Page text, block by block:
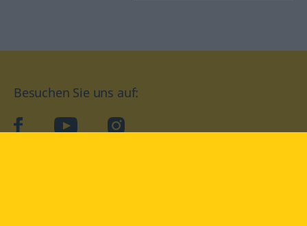
Besuchen Sie uns auf:
facebookYouTube Instagram